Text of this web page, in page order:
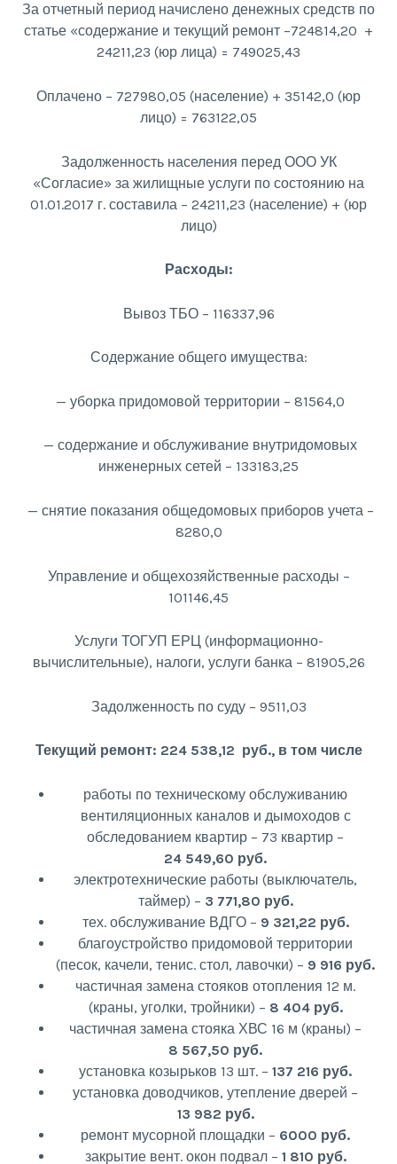
За отчетный период начислено денежных средств по
статье «содержание и текущий ремонт –724814,20 +
24211,23 (юр лица) = 749025,43
Оплачено – 727980,05 (население) + 35142,0 (юр
лицо) = 763122,05
Задолженность населения перед ООО УК
«Согласие» за жилищные услуги по состоянию на
01.01.2017 г. составила – 24211,23 (население) + (юр
лицо)
Расходы:
Вывоз ТБО – 116337,96
Содержание общего имущества:
— уборка придомовой территории – 81564,0
— содержание и обслуживание внутридомовых
инженерных сетей – 133183,25
— снятие показания общедомовых приборов учета –
8280,0
Управление и общехозяйственные расходы –
101146,45
Услуги ТОГУП ЕРЦ (информационно-
вычислительные), налоги, услуги банка – 81905,26
Задолженность по суду – 9511,03
Текущий ремонт: 224 538,12 руб., в том числе
работы по техническому обслуживанию
вентиляционных каналов и дымоходов с
обследованием квартир – 73 квартир –
24 549,60 руб.
электротехнические работы (выключатель,
таймер) – 3 771,80 руб.
тех. обслуживание ВДГО – 9 321,22 руб.
благоустройство придомовой территории
(песок, качели, тенис. стол, лавочки) – 9 916 руб.
частичная замена стояков отопления 12 м.
(краны, уголки, тройники) – 8 404 руб.
частичная замена стояка ХВС 16 м (краны) –
8 567,50 руб.
установка козырьков 13 шт. –137 216 руб.
установка доводчиков, утепление дверей –
13 982 руб.
ремонт мусорной площадки – 6000 руб.
закрытие вент. окон подвал – 1 810 руб.